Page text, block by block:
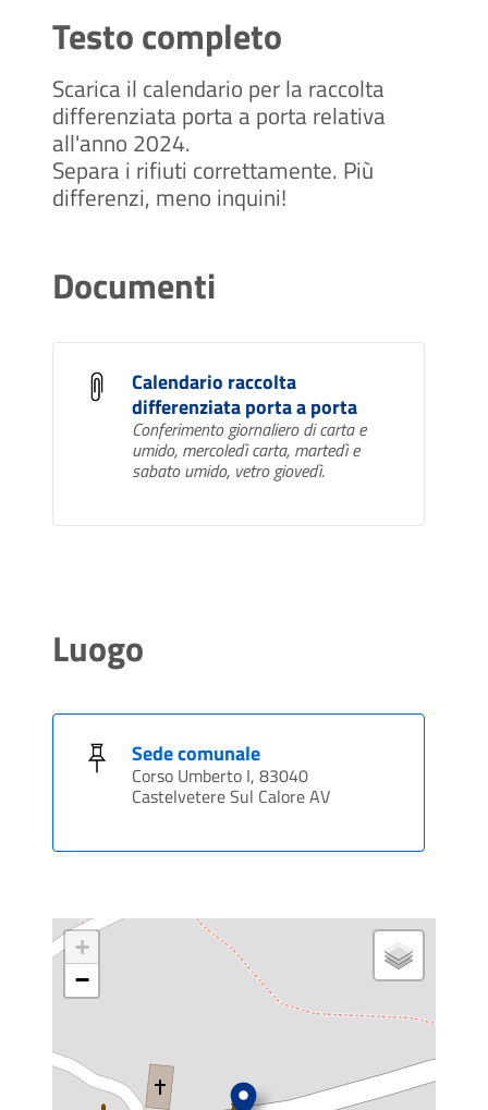
Testo completo
Scarica il calendario per la raccolta
differenziata porta a porta relativa
all'anno 2024.
Separa i rifiuti correttamente. Più
differenzi, meno inquini!
Documenti
Calendario raccolta
differenziata porta a porta
Conferimento giornaliero di carta e
umido, mercoledì carta, martedì e
sabato umido, vetro giovedì.
Luogo
Sede comunale
Corso Umberto I, 83040
Castelvetere Sul Calore AV
+
−